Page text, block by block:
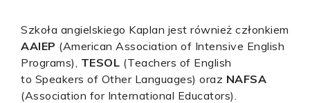
Szkoła angielskiego Kaplan jest również członkiem
AAIEP (American Association of Intensive English
Programs), TESOL (Teachers of English
to Speakers of Other Languages) oraz NAFSA
(Association for International Educators).